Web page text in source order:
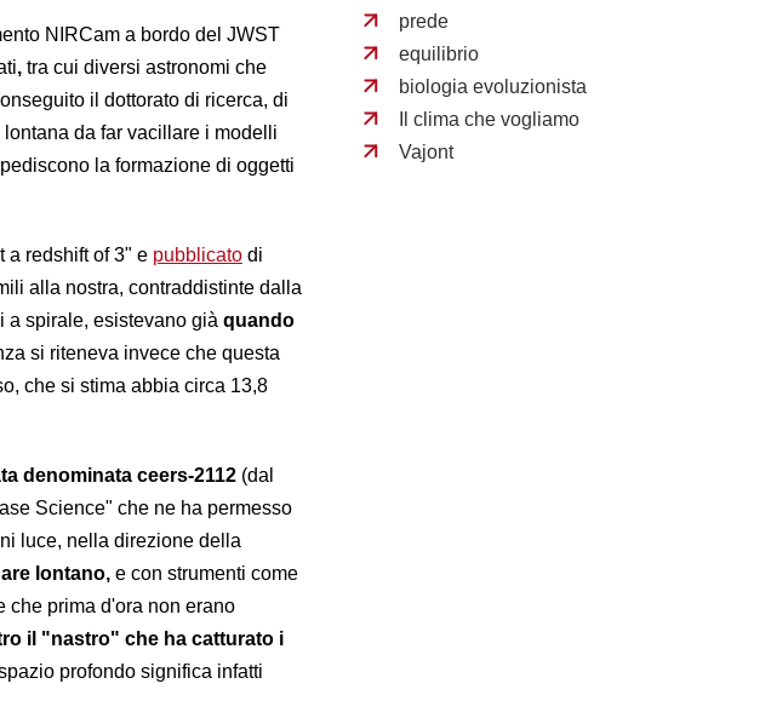
NIRCam a bordo del JWST
, tra cui diversi astronomi che
il dottorato di ricerca, di
lontana da far vacillare i modelli
la formazione di oggetti
a redshift of 3" e pubblicato di
alla nostra, contraddistinte dalla
a spirale, esistevano già quando
si riteneva invece che questa
che si stima abbia circa 13,8
denominata ceers-2112 (dal
Science" che ne ha permesso
luce, nella direzione della
lontano, e con strumenti come
che prima d'ora non erano
il "nastro" che ha catturato i
profondo significa infatti
prede
equilibrio
biologia evoluzionista
Il clima che vogliamo
Vajont